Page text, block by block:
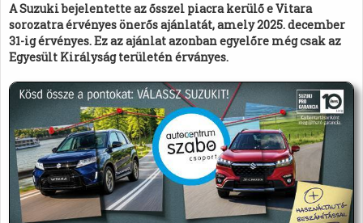
A Suzuki bejelentette az ősszel piacra kerülő e Vitara
sorozatra érvényes önerős ajánlatát, amely 2025. december
31-ig érvényes. Ez az ajánlat azonban egyelőre még csak az
Egyesült Királyság területén érványes.